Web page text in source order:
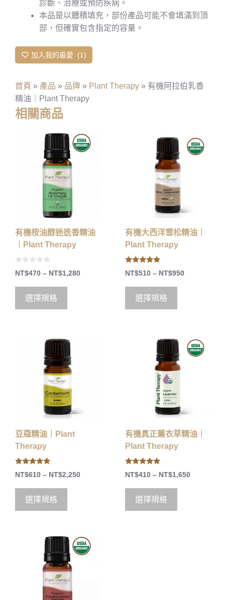
診斷、治療或預防疾病。
本品是以體積填充，部份產品可能不會填滿到頂
部，但確實包含指定的容量。
加入我的最愛 1
首頁 » 產品 » 品牌 » Plant Therapy » 有機阿拉伯乳香
精油｜Plant Therapy
相關商品
有機桉油醇迷迭香精油
｜Plant Therapy
0
o
5
NT$470 – NT$1,280
選擇規格
有機大西洋雪松精油｜
Plant Therapy
5.00
out of 5
NT$510 – NT$950
選擇規格
豆蔻精油｜Plant
Therapy
5.00
out of 5
NT$610 – NT$2,250
選擇規格
有機真正薰衣草精油｜
Plant Therapy
5.00
out of 5
NT$410 – NT$1,650
選擇規格